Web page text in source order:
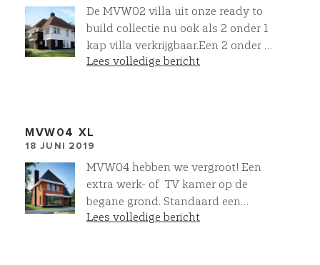
het koken, 2 plekken om te kunnen
lezen in de zon, op de bank voor de
TV of open haard en uitgebreid
kunnen dineren aan een eettafel.
De MVW02 villa uit onze ready to
build collectie nu ook als 2 onder 1
kap villa verkrijgbaar.Een 2 onder 1
kap villa met de uitstraling van een
Lees volledige bericht
MVW04 XL
18 JUNI 2019
MVW04 hebben we vergroot! Een
extra werk- of TV kamer op de
begane grond. Standaard een
hoofdslaapkamer met inloopkast
Lees volledige bericht